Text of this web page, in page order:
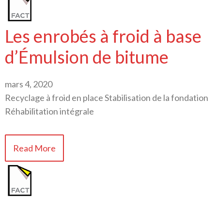
Les enrobés à froid à base
d’Émulsion de bitume
mars 4, 2020
Recyclage à froid en place Stabilisation de la fondation
Réhabilitation intégrale
Read More